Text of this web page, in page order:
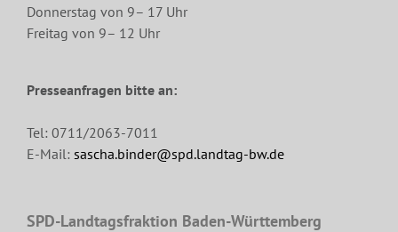
Donnerstag von 9– 17 Uhr
Freitag von 9– 12 Uhr
Presseanfragen bitte an:
Tel: 0711/2063-7011
E-Mail: sascha.binder@spd.landtag-bw.de
SPD-Landtagsfraktion Baden-Württemberg